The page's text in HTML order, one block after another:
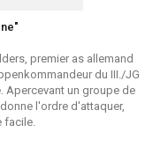
premier as allemand
du III./JG
Apercevant un groupe de
l'ordre d'attaquer,
facile.